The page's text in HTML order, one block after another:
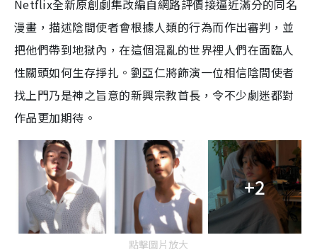
Netflix全新原創劇集改編自網路評價接逼近滿分的同名
漫畫，描述陰間使者會根據人類的行為而作出審判，並
把他們帶到地獄內，在這個混亂的世界裡人們在面臨人
性關頭如何生存掙扎 。 劉亞仁將飾演一位相信陰間使者
找上門乃是神之旨意的新興宗教首長，令不少劇迷都對
作品更加期待 。
+2
點擊圖片放大